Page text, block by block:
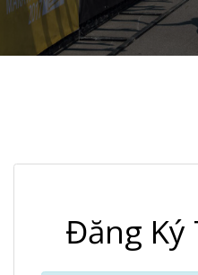
Đăng Ký